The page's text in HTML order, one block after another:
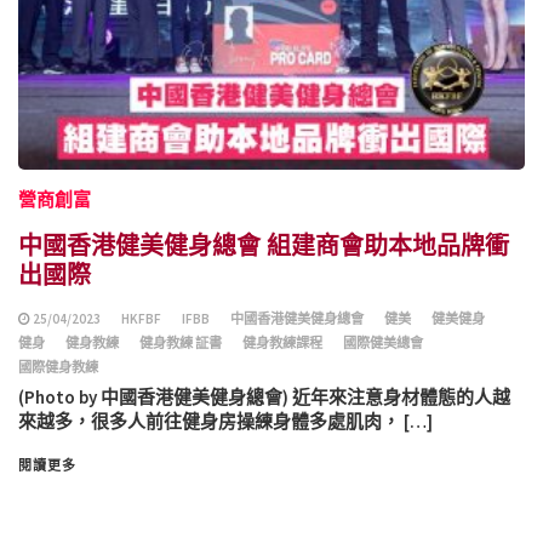
營商創富
中國香港健美健身總會 組建商會助本地品牌衝
出國際
25/04/2023 HKFBF IFBB 中國香港健美健身總會 健美
健美健身
健身
健身教練 健身教練 証書 健身教練課程
國際健美總會
國際健身教練
(Photo by 中國香港健美健身總會) 近年來注意身材體態的人越
來越多，很多人前往健身房操練身體多處肌肉， […]
閱讀更多